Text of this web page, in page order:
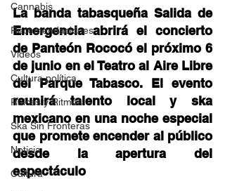
Cannabis
Recomendaciones
Videos
Cultura política
Raíces y Ritmos
Ska Sin Fronteras
Noticia
Cultura
La banda tabasqueña Salida de
Emergencia abrirá el concierto
de Panteón Rococó el próximo 6
de junio en el Teatro al Aire Libre
del Parque Tabasco. El evento
reunirá talento local y ska
mexicano en una noche especial
que promete encender al público
desde la apertura del
espectáculo